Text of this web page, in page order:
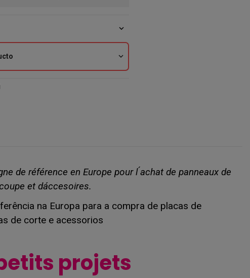
expand_more
expand_more
de référence en Europe pour l ́achat de panneaux de
et dáccesoires.
na Europa para a compra de placas de
de corte e acessorios
projets